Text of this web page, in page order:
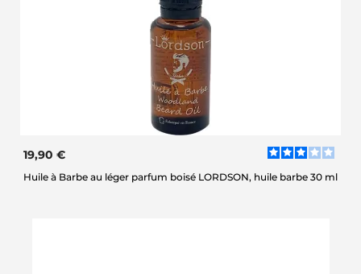
19,90 €
Huile à Barbe au léger parfum boisé LORDSON, huile barbe 30 ml